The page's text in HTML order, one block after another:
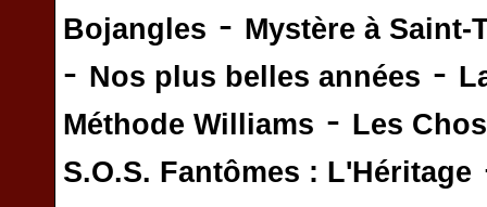
Bojangles - Mystère à Saint-
- Nos plus belles années -
Méthode Williams - Les
S.O.S. Fantômes : L'Héritage